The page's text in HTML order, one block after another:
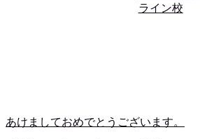
ライン校
あけましておめでとうございます。